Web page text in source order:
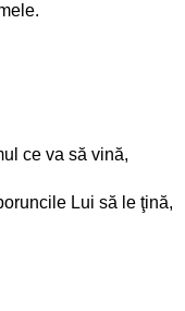
ce va să vină,
Lui să le ţină,